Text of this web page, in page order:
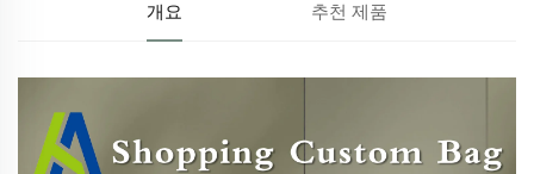
개요 추천 제품